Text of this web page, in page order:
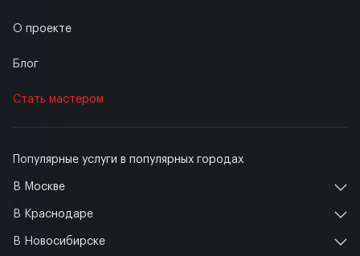
Популярные услуги в популярных городах
В Москве
В Краснодаре
В Новосибирске
О проекте
Блог
Стать мастером